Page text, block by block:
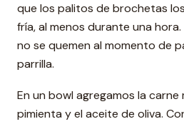
que los palitos de brochetas
fría, al menos durante una
no se quemen al momento de
parrilla.
En un bowl agregamos la carne
pimienta y el aceite de oliva.